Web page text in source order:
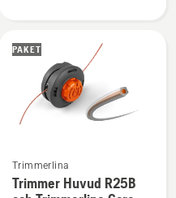
och
Trimmerlina
Se
mer
PAKET
Trimmerlina
Trimmer Huvud R25B